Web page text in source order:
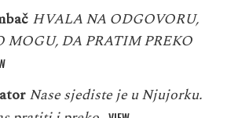
HVALA NA ODGOVORU,
MOGU, DA PRATIM PREKO
Nase sjediste je u Njujorku.